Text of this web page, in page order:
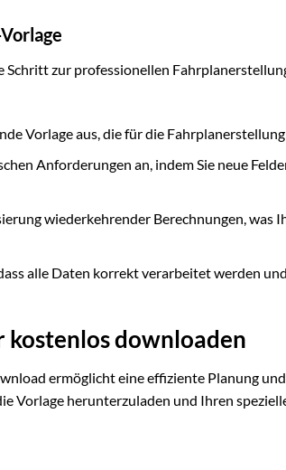
Schritt zur professionellen
Vorlage aus, die für die
Anforderungen an, indem Sie neue
wiederkehrender Berechnungen, was
alle Daten korrekt verarbeitet werden
kostenlos downloaden
ermöglicht eine effiziente Planung
Vorlage herunterzuladen und Ihren